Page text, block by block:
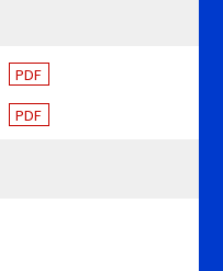
PDF
PDF